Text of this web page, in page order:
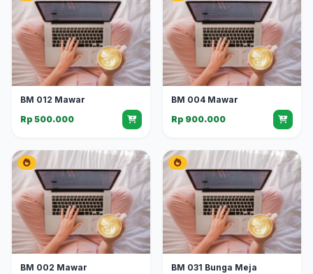
BM 012 Mawar
Rp 500.000
BM 004 Mawar
Rp 900.000
BM 002 Mawar
BM 031 Bunga Meja